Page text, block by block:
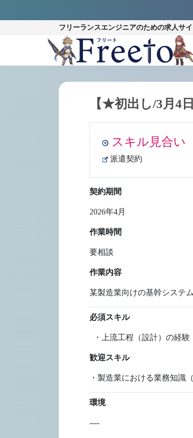
フリーランスエンジニアのための求人サ
【★初出し/3月4
スキル見合い
派遣契約
契約期間
2026年4月
作業時間
要相談
作業内容
某製造業向けの基幹システ
必須スキル
・上流工程（設計）の経験
歓迎スキル
・製造業における業務知識
環境
----